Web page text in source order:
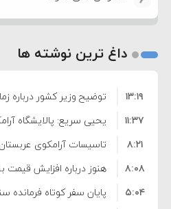
داغ ترین نوشته ها
توضیح وزیر کشور درباره
شوراها
۱۳:۱۹
یحیی سریع: پالایشگاه
۱۱:۳۷
تاسیسات آرامکوی
۸:۲۱
هنوز درباره افزایش
است/ کالا برگ قطعا
۸:۰۸
پایان سفر کوتاه فرمانده
۵:۰۴